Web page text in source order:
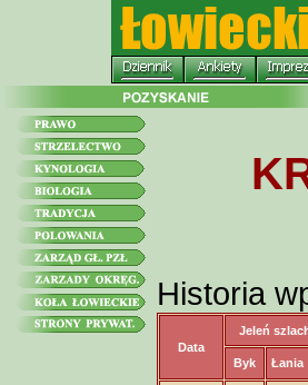
Historia
Data
Jeleń
Byk Łania